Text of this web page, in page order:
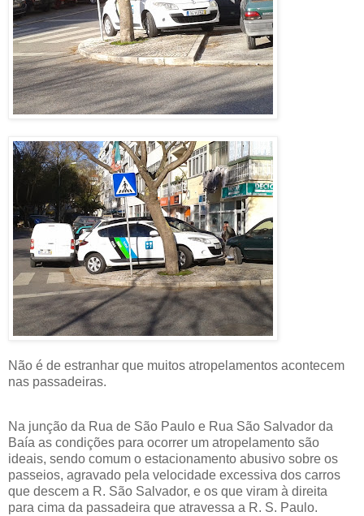
Não é de estranhar que muitos atropelamentos acontecem
nas passadeiras.
Na junção da Rua de São Paulo e Rua São Salvador da
Baía as condições para ocorrer um atropelamento são
ideais, sendo comum o estacionamento abusivo sobre os
passeios, agravado pela velocidade excessiva dos carros
que descem a R. São Salvador, e os que viram à direita
para cima da passadeira que atravessa a R. S. Paulo.